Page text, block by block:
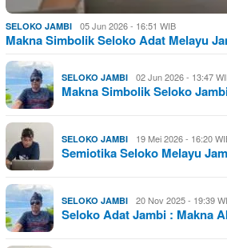
SELOKO JAMBI 05 Jun 2026 - 16:51 WIB
Makna Simbolik Seloko Adat Melayu
SELOKO JAMBI 02 Jun 2026 - 13:47
Makna Simbolik Seloko
SELOKO JAMBI 19 Mei 2026 - 16:20
Semiotika Seloko Melayu
SELOKO JAMBI 20 Nov 2025 - 19:39
Seloko Adat Jambi : Makna